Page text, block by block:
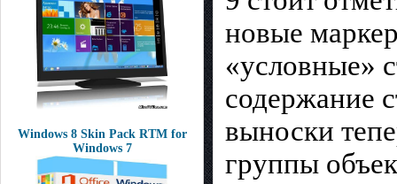
Windows 8 Skin Pack RTM for
Windows 7
новые
«условные»
содержание
выноски
группы